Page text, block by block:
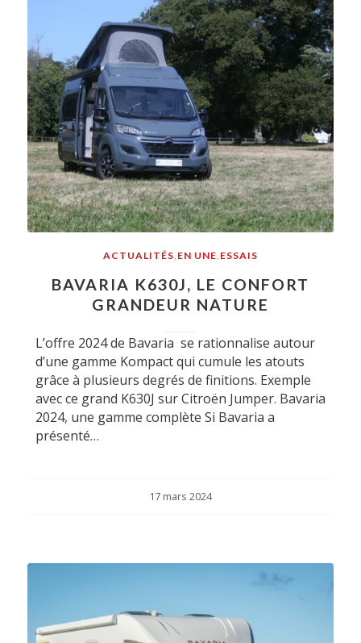
ACTUALITÉS, EN UNE, ESSAIS
BAVARIA K630J, LE CONFORT
GRANDEUR NATURE
L’offre 2024 de Bavaria se rationnalise autour
d’une gamme Kompact qui cumule les atouts
grâce à plusieurs degrés de finitions. Exemple
avec ce grand K630J sur Citroën Jumper. Bavaria
2024, une gamme complète Si Bavaria a
présenté…
17 mars 2024